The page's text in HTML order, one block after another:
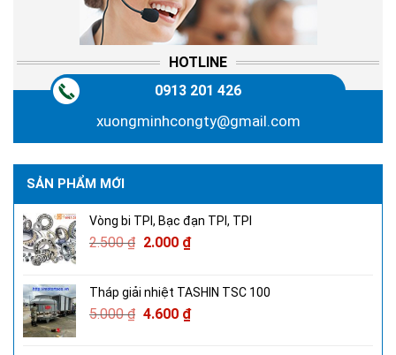
HOTLINE
0913 201 426
xuongminhcongty@gmail.com
SẢN PHẨM MỚI
Vòng bi TPI, Bạc đạn TPI, TPI
2.500₫ 2.000 ₫
Tháp giải nhiệt TASHIN TSC 100
5.000₫ 4.600 ₫